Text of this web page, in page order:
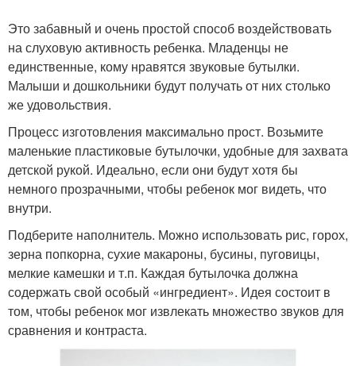
Это забавный и очень простой способ воздействовать
на слуховую активность ребенка. Младенцы не
единственные, кому нравятся звуковые бутылки.
Малыши и дошкольники будут получать от них столько
же удовольствия.
Процесс изготовления максимально прост. Возьмите
маленькие пластиковые бутылочки, удобные для захвата
детской рукой. Идеально, если они будут хотя бы
немного прозрачными, чтобы ребенок мог видеть, что
внутри.
Подберите наполнитель. Можно использовать рис, горох,
зерна попкорна, сухие макароны, бусины, пуговицы,
мелкие камешки и т.п. Каждая бутылочка должна
содержать свой особый «ингредиент». Идея состоит в
том, чтобы ребенок мог извлекать множество звуков для
сравнения и контраста.